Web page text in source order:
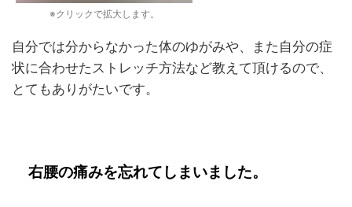
※クリックで拡大します。
自分では分からなかった体のゆがみや、また自分の症
状に合わせたストレッチ方法など教えて頂けるので、
とてもありがたいです。
右腰の痛みを忘れてしまいました。